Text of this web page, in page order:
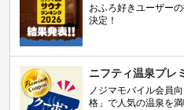
おふろ好きユーザー
決定！
ニフティ温泉プレ
ノジマモバイル会員
格」で人気の温泉を満